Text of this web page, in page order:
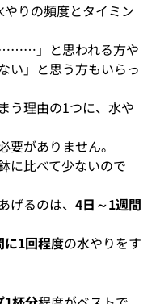
りの頻度とタイミン
………」と思われる方や
い」と思う方もいらっ
う理由の1つに、水や
要がありません。
に比べて少ないので
げるのは、4日～1週間
に1回程度の水やりをす